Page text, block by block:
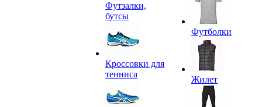
Футзалки,
бутсы
Кроссовки для
тенниса
Футболки
Жилет